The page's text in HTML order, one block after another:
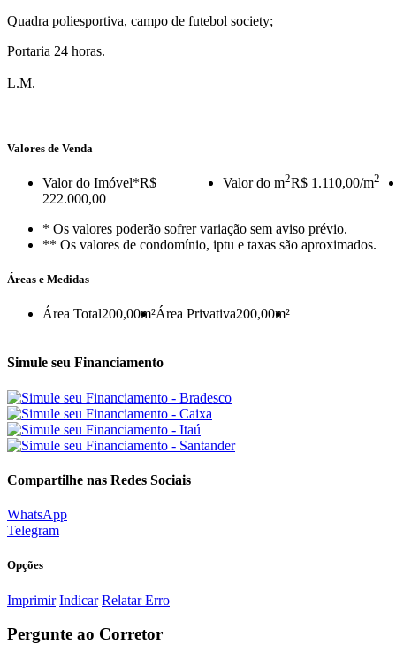
Quadra poliesportiva, campo de futebol society;
Portaria 24 horas.
L.M.
Valores de Venda
Valor do Imóvel*R$
222.000,00
Valor do m2R$ 1.110,00/m2
* Os valores poderão sofrer variação sem aviso prévio.
** Os valores de condomínio, iptu e taxas são aproximados.
Áreas e Medidas
Área Total200,00m²Área Privativa200,00m²
Simule seu Financiamento
Compartilhe nas Redes Sociais
WhatsApp
Telegram
Opções
Imprimir Indicar Relatar Erro
Pergunte ao Corretor